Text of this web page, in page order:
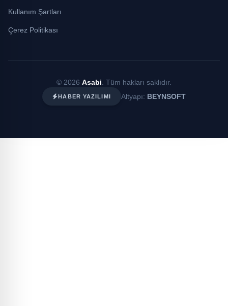
Kullanım Şartları
Çerez Politikası
© 2026 Asabi . Tüm hakları saklıdır.
HABER YAZILIMI Altyapı: BEYNSOFT